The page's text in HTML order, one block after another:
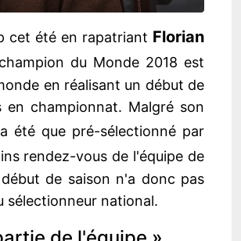
cet été en rapatriant Florian
du Monde 2018 est
en réalisant un début de
championnat. Malgré son
été que pré-sélectionné par
rendez-vous de l'équipe de
de saison n'a donc pas
sélectionneur national.